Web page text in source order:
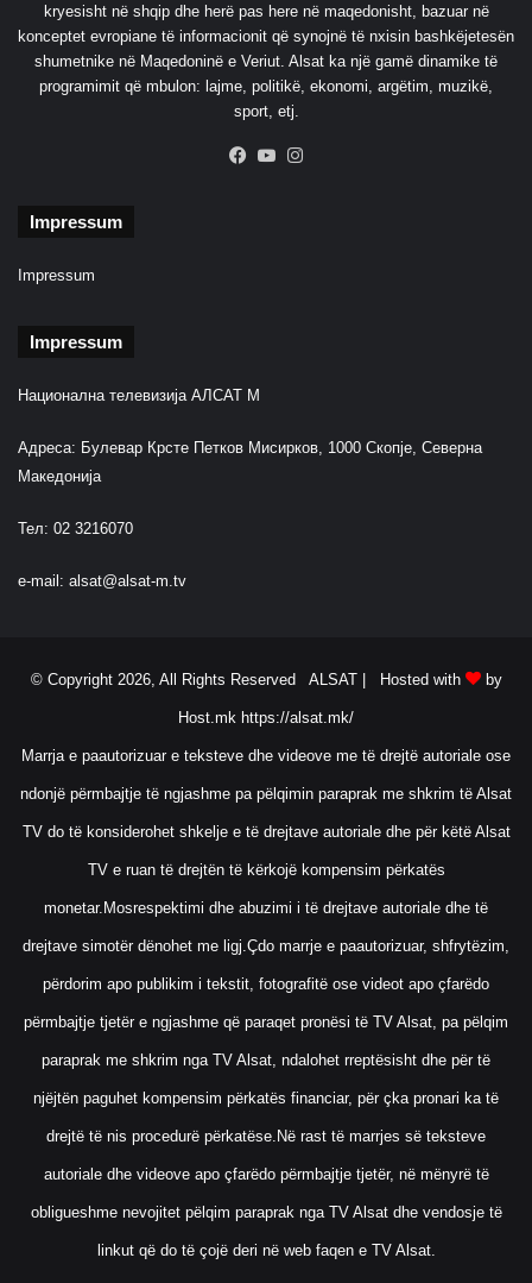
kryesisht në shqip dhe herë pas here në maqedonisht, bazuar në
konceptet evropiane të informacionit që synojnë të nxisin bashkëjetesën
shumetnike në Maqedoninë e Veriut. Alsat ka një gamë dinamike të
programimit që mbulon: lajme, politikë, ekonomi, argëtim, muzikë,
sport, etj.
Facebook
YouTube
Impressum
Impressum
Impressum
Национална телевизија АЛСАТ М
Адреса: Булевар Крсте Петков Мисирков, 1000 Скопје, Северна
Македонија
Тел: 02 3216070
e-mail: alsat@alsat-m.tv
© Copyright 2026, All Rights Reserved ALSAT | Hosted with by
Host.mk https://alsat.mk/
Marrja e paautorizuar e teksteve dhe videove me të drejtë autoriale ose
ndonjë përmbajtje të ngjashme pa pëlqimin paraprak me shkrim të Alsat
TV do të konsiderohet shkelje e të drejtave autoriale dhe për këtë Alsat
TV e ruan të drejtën të kërkojë kompensim përkatës
monetar.Mosrespektimi dhe abuzimi i të drejtave autoriale dhe të
drejtave simotër dënohet me ligj.Çdo marrje e paautorizuar, shfrytëzim,
përdorim apo publikim i tekstit, fotografitë ose videot apo çfarëdo
përmbajtje tjetër e ngjashme që paraqet pronësi të TV Alsat, pa pëlqim
paraprak me shkrim nga TV Alsat, ndalohet rreptësisht dhe për të
njëjtën paguhet kompensim përkatës financiar, për çka pronari ka të
drejtë të nis procedurë përkatëse.Në rast të marrjes së teksteve
autoriale dhe videove apo çfarëdo përmbajtje tjetër, në mënyrë të
obligueshme nevojitet pëlqim paraprak nga TV Alsat dhe vendosje të
linkut që do të çojë deri në web faqen e TV Alsat.